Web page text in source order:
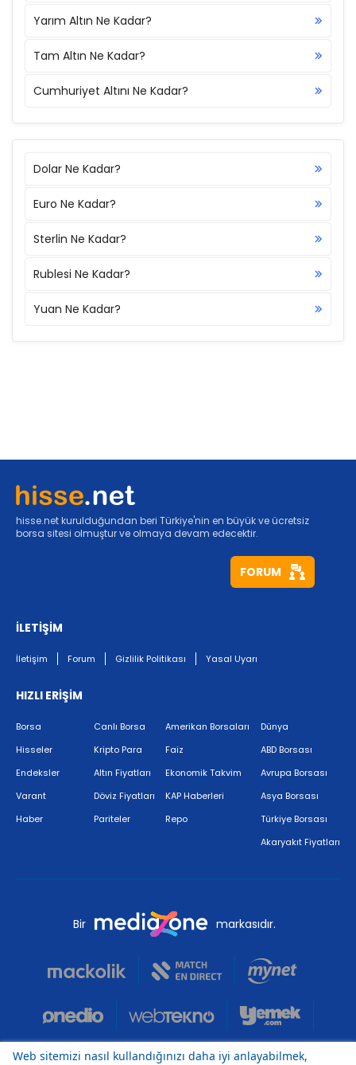
Yarım Altın Ne Kadar?
Tam Altın Ne Kadar?
Cumhuriyet Altını Ne Kadar?
Dolar Ne Kadar?
Euro Ne Kadar?
Sterlin Ne Kadar?
Rublesi Ne Kadar?
Yuan Ne Kadar?
hisse.net kurulduğundan beri Türkiye'nin en büyük ve ücretsiz
borsa sitesi olmuştur ve olmaya devam edecektir.
FORUM
İLETİŞİM
İletişim Forum Gizlilik Politikası Yasal Uyarı
HIZLI ERİŞİM
Borsa
Hisseler
Endeksler
Varant
Haber
Canlı Borsa
Kripto Para
Altın Fiyatları
Döviz Fiyatları
Pariteler
Amerikan Borsaları
Faiz
Ekonomik Takvim
KAP Haberleri
Repo
Dünya
ABD Borsası
Avrupa Borsası
Asya Borsası
Türkiye Borsası
Akaryakıt Fiyatları
Bir markasıdır.